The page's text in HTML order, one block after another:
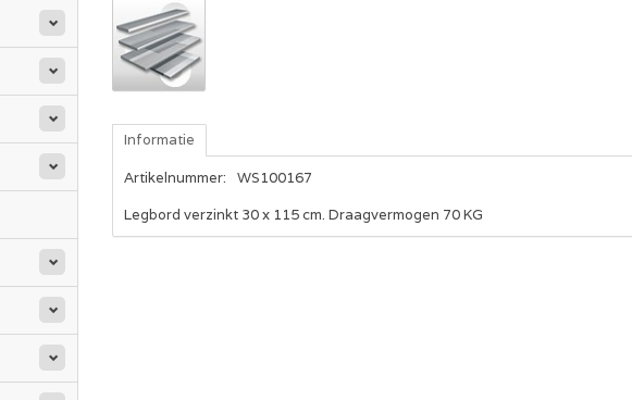
Informatie
Artikelnummer:
WS100167
Legbord verzinkt 30 x 115 cm. Draagvermogen 70 KG